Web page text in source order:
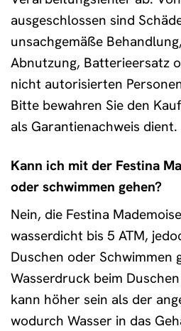
ausgeschlossen sind
unsachgemäße
Abnutzung, Batterieersatz
nicht autorisierten
Bitte bewahren Sie den
als Garantienachweis dient.
Kann ich mit der Festina
oder schwimmen gehen?
Nein, die Festina
wasserdicht bis 5 ATM,
Duschen oder Schwimmen
Wasserdruck beim
kann höher sein als der
wodurch Wasser in das